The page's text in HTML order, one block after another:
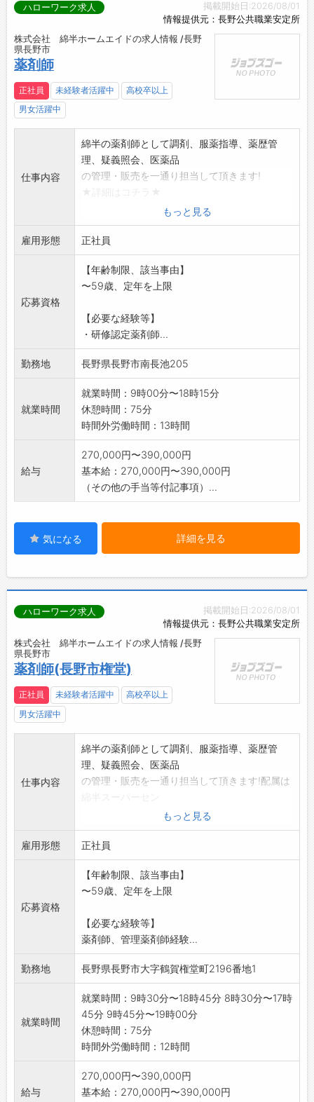
掲載開始日:2026/08/01
情報提供元：長野公共職業安定所
ハローワーク求人
株式会社 綿半ホームエイドの求人情報 /長野
県長野市
薬剤師
正社員 未経験者活躍中
高校卒以上
男女活躍中
仕事内容
綿半の薬剤師として調剤、服薬指導、薬歴管
理、疑義照会、医薬品
の管理・販売を一通り担当して頂きます!
・病院で処方する薬剤の調剤および患者様への
説明
・病院内で使用する治療薬、検査薬の調剤
・薬剤管理
・医薬品の接客・販売・レジ精算
・医薬品売場の管理(発注、陳列)
【変更の範囲:変更なし】
もっと見る
雇用形態 正社員
応募資格
【年齢制限、該当事由】
〜59歳、定年を上限
【必要な経験等】
・研修認定薬剤師...
勤務地 長野県長野市南長池205
就業時間
就業時間：9時00分〜18時15分
休憩時間：75分
時間外労働時間：13時間
給与
270,000円〜390,000円
基本給：270,000円〜390,000円
（その他の手当等付記事項）...
気になる 詳細を見る
掲載開始日:2026/08/01
情報提供元：長野公共職業安定所
ハローワーク求人
株式会社 綿半ホームエイドの求人情報 /長野
県長野市
薬剤師(長野市権堂)
正社員 未経験者活躍中
高校卒以上
男女活躍中
仕事内容
綿半の薬剤師として調剤、服薬指導、薬歴管
理、疑義照会、医薬品
の管理・販売を一通り担当して頂きます!配属は
ター権堂店内のわたぴー薬局権堂店を予定して
おります。地域に密
着しながら、新しい店舗で新しい事業・取り組
みになりますので、
そんな環境でチャレンジしたい方も大歓迎です!
◇社員平均年齢は
りやすく「一店
舗一経営」の事業理念に基づき、社歴やポジシ
ョンに関係なく、意
見を出し合いお店を作り上げています。当社は
ながら、一つとして同じ店舗はありません!
【変更範囲:変更なし】
もっと見る
雇用形態 正社員
応募資格
【年齢制限、該当事由】
〜59歳、定年を上限
【必要な経験等】
薬剤師、管理薬剤師経験...
勤務地 長野県長野市大字鶴賀権堂町2196番地1
就業時間
就業時間：9時30分〜18時45分 8時30分〜17時
45分 9時45分〜19時00分
休憩時間：75分
時間外労働時間：12時間
給与
270,000円〜390,000円
基本給：270,000円〜390,000円